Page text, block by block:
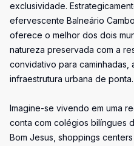
exclusividade.
efervescente Balneário
oferece o melhor dos dois
natureza preservada com a
convidativo para caminhadas,
infraestrutura urbana de ponta.
Imagine-se vivendo em uma
conta com colégios bilíngues
Bom Jesus, shoppings centers